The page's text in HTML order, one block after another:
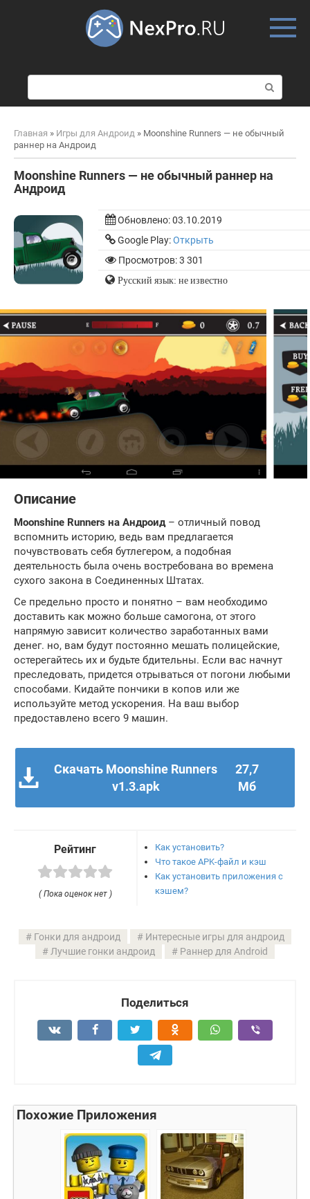
о
и
к
Главная » Игры для Андроид » Moonshine Runners — не обычный
раннер на Андроид
Moonshine Runners — не обычный раннер на
Андроид
Обновлено:03.10.2019
Google Play:Открыть
Просмотров: 3 301
Русский язык: не известно
Описание
Moonshine Runners на Андроид– отличный повод
вспомнить историю, ведь вам предлагается
почувствовать себя бутлегером, а подобная
деятельность была очень востребована во времена
сухого закона в Соединенных Штатах.
Се предельно просто и понятно – вам необходимо
доставить как можно больше самогона, от этого
напрямую зависит количество заработанных вами
денег. но, вам будут постоянно мешать полицейские,
остерегайтесь их и будьте бдительны. Если вас начнут
преследовать, придется отрываться от погони любыми
способами. Кидайте пончики в копов или же
используйте метод ускорения. На ваш выбор
предоставлено всего 9 машин.
Скачать Moonshine Runners
v1.3.apk
27,7
Мб
Рейтинг
( Пока оценок нет )
Как установить?
Что такое APK-файл и кэш
Как установить приложения с
кэшем?
Гонки для андроид
Интересные игры для андроид
Лучшие гонки андроид
Раннер для Android
Поделиться
Похожие Приложения